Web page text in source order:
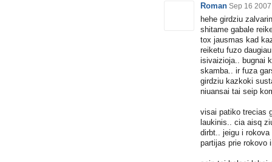
Roman Sep 16
hehe girdziu
shitame gabale
tox jausmas kad
reiketu fuzo
isivaizioja.. bugnai
skamba.. ir fuza
girdziu kazkoki
niuansai tai seip
visai patiko trecias
laukinis.. cia aisq
dirbt.. jeigu i
partijas prie rokovo